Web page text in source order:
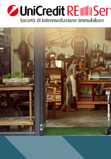
La ricerca verrà inviata